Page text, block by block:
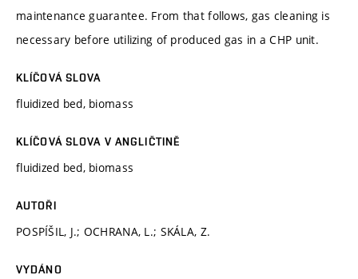
maintenance guarantee. From that follows, gas cleaning is
necessary before utilizing of produced gas in a CHP unit.
KLÍČOVÁ SLOVA
fluidized bed, biomass
KLÍČOVÁ SLOVA V ANGLIČTINĚ
fluidized bed, biomass
AUTOŘI
POSPÍŠIL, J.; OCHRANA, L.; SKÁLA, Z.
VYDÁNO